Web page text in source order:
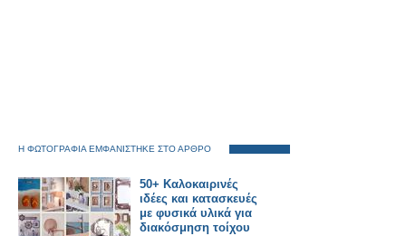
Η ΦΩΤΟΓΡΑΦΙΑ ΕΜΦΑΝΙΣΤΗΚΕ ΣΤΟ ΑΡΘΡΟ
50+ Καλοκαιρινές
ιδέες και κατασκευές
με φυσικά υλικά για
διακόσμηση τοίχου